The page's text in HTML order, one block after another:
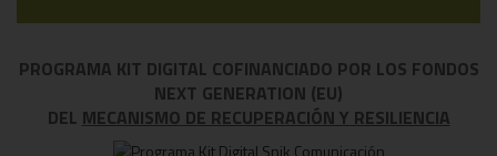
PROGRAMA KIT DIGITAL COFINANCIADO POR LOS FONDOS
NEXT GENERATION (EU)
DEL MECANISMO DE RECUPERACIÓN Y RESILIENCIA